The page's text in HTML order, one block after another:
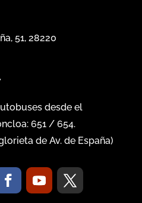
51, 28220
desde el
651/ 654.
de Av. de España)